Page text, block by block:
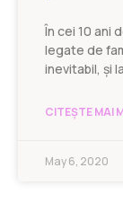
În cei 10 ani
legate de
inevitabil, și
CITEȘTE MAI
May 6, 2020